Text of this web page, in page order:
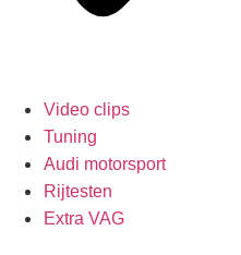
Video clips
Tuning
Audi motorsport
Rijtesten
Extra VAG